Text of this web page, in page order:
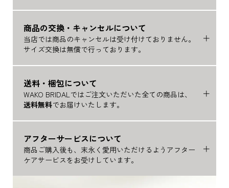
商品の交換・キャンセルについて
当店では商品のキャンセルは受け付けておりません。
サイズ交換は無償で行っております。
送料・梱包について
WAKO BRIDALではご注文いただいた全ての商品は、
送料無料でお届けいたします。
アフターサービスについて
商品ご購入後も、末永く愛用いただけるようアフター
ケアサービスをお受けしています。